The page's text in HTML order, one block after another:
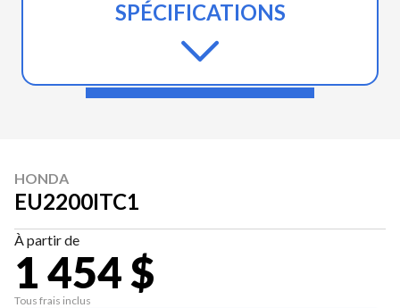
SPÉCIFICATIONS
HONDA
EU2200ITC1
À partir de
1 454 $
Tous frais inclus